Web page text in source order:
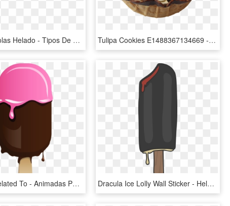
Cuchara Bolas Helado - Tipos De Cuchara De Helado Png, Transparent Png Tulipa Cookies E1488367134669 - Cono De Helado Relleno De Frutas, HD Png Download
Clip Arts Related To - Animadas Paleta De Helado Png, Transparent Png Dracula Ice Lolly Wall Sticker - Helado De Dracula, HD Png Download